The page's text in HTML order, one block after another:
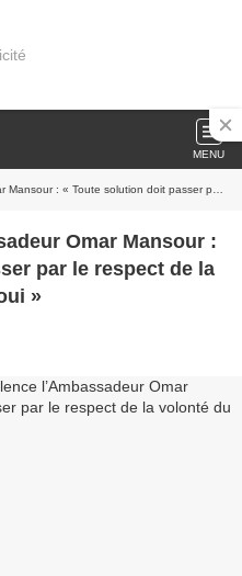
MENU
doit passer par le respect de la volonté du peuple sahraoui »
Omar Mansour :
par le respect de la
»